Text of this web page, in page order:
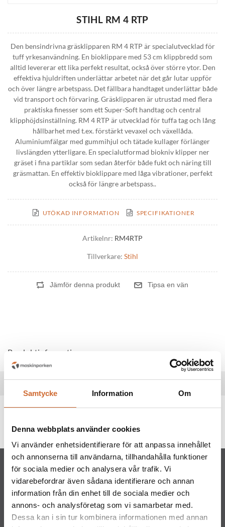
Samtycke Information Om
Denna webbplats använder cookies
Vi använder enhetsidentifierare för att anpassa innehållet
och annonserna till användarna, tillhandahålla funktioner
för sociala medier och analysera vår trafik. Vi
vidarebefordrar även sådana identifierare och annan
information från din enhet till de sociala medier och
annons- och analysföretag som vi samarbetar med.
Dessa kan i sin tur kombinera informationen med annan
STIHL RM 4 RTP
Den bensindrivna gräsklipparen RM 4 RTP är specialutvecklad för
tuff yrkesanvändning. En bioklippare med 53 cm klippbredd som
alltid levererar ett lika perfekt resultat, också över större ytor. Den
effektiva hjuldriften underlättar arbetet när det går lutar uppför
och över längre arbetspass. Det fällbara handtaget underlättar både
vid transport och förvaring. Gräsklipparen är utrustad med flera
praktiska finesser som ett Super-Soft handtag och central
klipphöjdsinställning. RM 4 RTP är utvecklad för tuffa tag och lång
hållbarhet med t.ex. förstärkt vevaxel och växellåda.
Aluminiumfälgar med gummihjul och tätade kullager förlänger
livslängden ytterligare. En specialutformad biokniv klipper ner
gräset i fina partiklar som sedan återför både fukt och näring till
gräsmattan. En effektiv bioklippare med låga vibrationer, perfekt
också för längre arbetspass..
UTÖKAD INFORMATION SPECIFIKATIONER
Artikelnr: RM4RTP
Tillverkare: Stihl
Produktinformation
Produkttaggar
Maskinparken Sverige AB